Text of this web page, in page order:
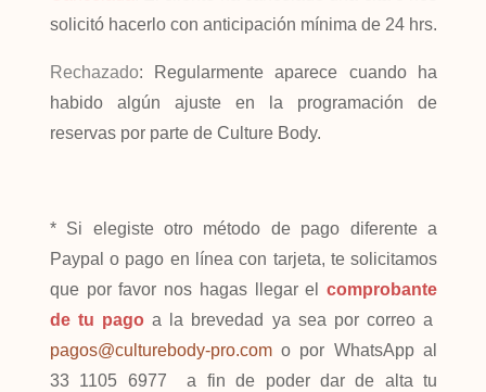
solicitó hacerlo con anticipación mínima de 24 hrs.
Rechazado: Regularmente aparece cuando ha
habido algún ajuste en la programación de
reservas por parte de Culture Body.
* Si elegiste otro método de pago diferente a
Paypal o pago en línea con tarjeta, te solicitamos
que por favor nos hagas llegar elcomprobante
de tu pago a la brevedad ya sea por correo a
pagos@culturebody-pro.como por WhatsApp al
33 1105 6977 a fin de poder dar de alta tu